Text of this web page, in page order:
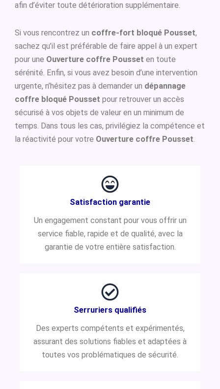
afin d’éviter toute détérioration supplémentaire.
Si vous rencontrez un coffre-fort bloqué Pousset,
sachez qu’il est préférable de faire appel à un expert
pour une Ouverture coffre Pousset en toute
sérénité. Enfin, si vous avez besoin d’une intervention
urgente, n’hésitez pas à demander un dépannage
coffre bloqué Pousset pour retrouver un accès
sécurisé à vos objets de valeur en un minimum de
temps. Dans tous les cas, privilégiez la compétence et
la réactivité pour votre Ouverture coffre Pousset.
Satisfaction garantie
Un engagement constant pour vous offrir un
service fiable, rapide et de qualité, avec la
garantie de votre entière satisfaction.
Serruriers qualifiés
Des experts compétents et expérimentés,
assurant des solutions fiables et adaptées à
toutes vos problématiques de sécurité.